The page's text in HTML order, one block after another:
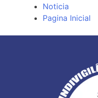
Noticia
Pagina Inicial